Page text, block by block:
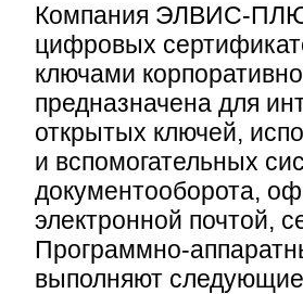
Компания ЭЛВИС-
цифровых
ключами
предназначена для
открытых ключей,
и вспомогательных
документооборота,
электронной почтой,
Программно-
выполняют